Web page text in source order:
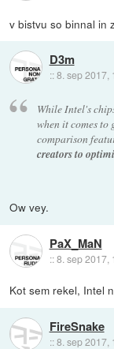
v bistvu so binnal in
D3m
::8. sep 2017,
While Intel's
when it comes to
comparison
creators to
Ow vey.
PaX_MaN
::8. sep 2017,
Kot sem rekel, Intel
FireSnake
::8. sep 2017,